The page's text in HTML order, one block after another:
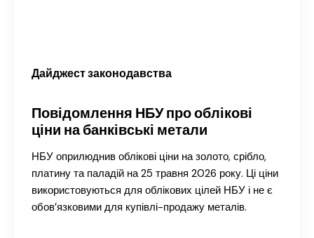
Дайджест законодавства
Повідомлення НБУ про облікові
ціни на банківські метали
НБУ оприлюднив облікові ціни на золото, срібло,
платину та паладій на 25 травня 2026 року. Ці ціни
використовуються для облікових цілей НБУ і не є
обов’язковими для купівлі-продажу металів.